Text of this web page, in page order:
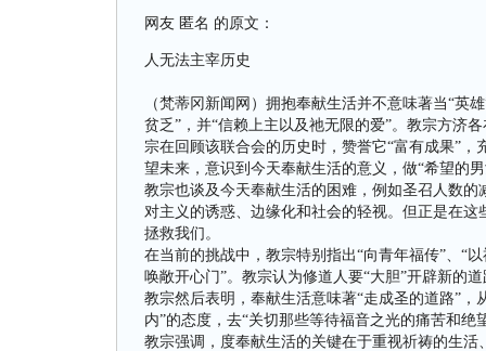
网友 匿名 的原文：
人无法主宰历史
（梵蒂冈新闻网）拥抱奉献生活并不意味著当“英
贫乏”，并“信赖上主以及祂无限的爱”。教宗方济
宗在回顾该联合会的历史时，赞誉它“富有成果”
望未来，意识到今天奉献生活的意义，做“希望的
教宗也谈及今天奉献生活的困难，例如圣召人数
对主义的诱惑、边缘化和社会的轻视。但正是在
拯救我们。
在当前的挑战中，教宗特别指出“向青年福传”、“
唤敞开心门”。教宗认为修道人要“大胆”开辟新的
教宗然后表明，奉献生活意味著“走成圣的道路”
内”的态度，去“关切那些等待福音之光的痛苦和绝
教宗强调，度奉献生活的关键在于重视祈祷的生